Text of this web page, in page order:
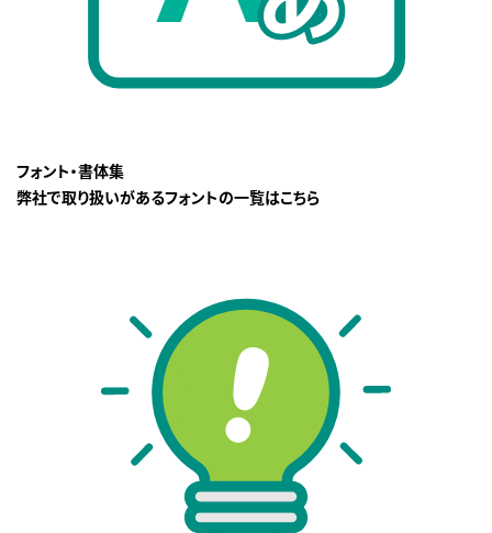
フォント・書体集
弊社で取り扱いがあるフォントの一覧はこちら